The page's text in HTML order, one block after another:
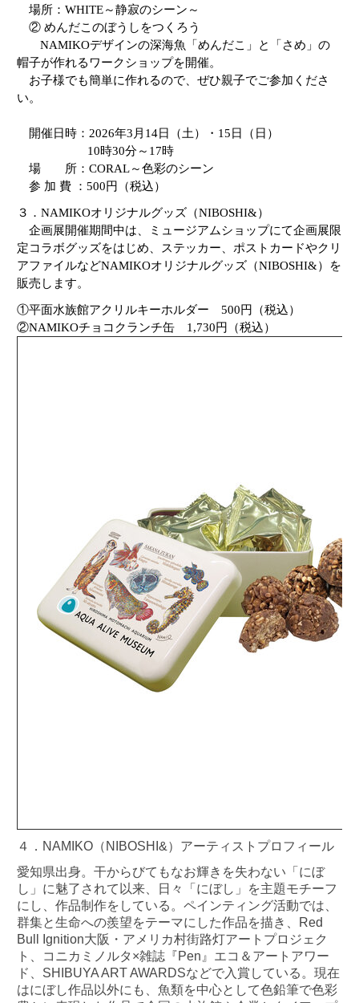
場所： WHITE～静寂のシーン～
② めんだこのぼうしをつくろう
NAMIKOデザインの深海魚「めんだこ」と「さめ」の
帽子が作れるワークショップを開催。
お子様でも簡単に作れるので、ぜひ親子でご参加くださ
い。
開催日時： 2026年3 月 14日（土）・ 15日（日）
10時30分～ 17時
場 所： CORAL～色彩のシーン
参 加 費 ： 500円（税込）
３． NAMIKOオリジナルグッズ（NIBOSHI&）
企画展開催期間中は、ミュージアムショップにて企画展限
定コラボグッズをはじめ、ステッカー、ポストカードやクリ
アファイルなどNAMIKOオリジナルグッズ（NIBOSHI&）を
販売します。
①平面水族館アクリルキーホルダー 500円（税込）
②NAMIKOチョコクランチ缶 1,730円（税込）
４．NAMIKO（NIBOSHI&）アーティストプロフィール
愛知県出身。干からびてもなお輝きを失わない「にぼ
し」に魅了されて以来、日々「にぼし」を主題モチーフ
にし、作品制作をしている。ペインティング活動では、
群集と生命への羨望をテーマにした作品を描き、Red
Bull Ignition大阪・アメリカ村街路灯アートプロジェク
ト、コニカミノルタ×雑誌『Pen』エコ＆アートアワー
ド、SHIBUYA ART AWARDSなどで入賞している。現在
はにぼし作品以外にも、魚類を中心として色鉛筆で色彩